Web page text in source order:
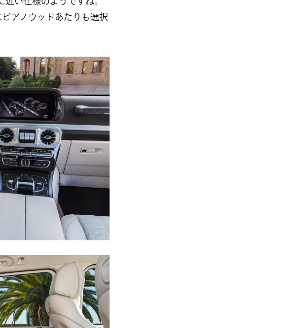
アノウッドあたりも選択